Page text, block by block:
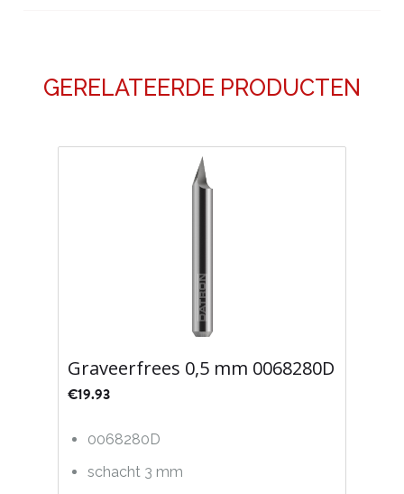
GERELATEERDE PRODUCTEN
Graveerfrees 0,5 mm 0068280D
€19.93
0068280D
schacht 3 mm